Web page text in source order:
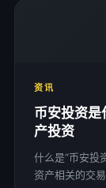
资讯
币安投资是
产投资
什么是“币安投
资产相关的交